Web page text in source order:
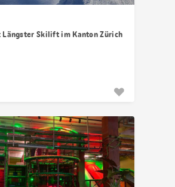
Skilift im Kanton Zürich